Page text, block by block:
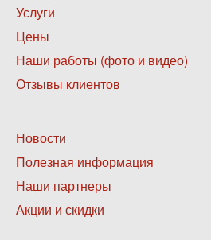
Нижнее
меню
1
Услуги
Цены
Наши работы (фото и видео)
Отзывы клиентов
Нижнее
меню
2
Новости
Полезная информация
Наши партнеры
Акции и скидки